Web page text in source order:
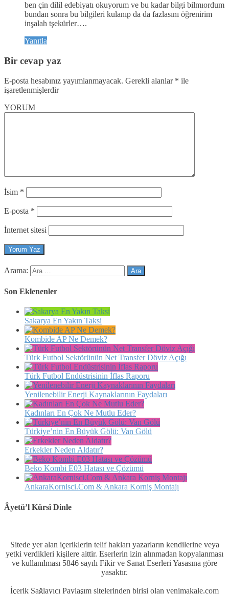
ben çin dilil edebiyatı okuyorum ve bu kadar bilgi bilmıordum
bundan sonra bu bilgileri kulanıp da da fazlasını öğrenirim
inşalah tşekürler….
Yanıtla
Bir cevap yaz
E-posta hesabınız yayımlanmayacak. Gerekli alanlar * ile
işaretlenmişlerdir
YORUM
İsim *
E-posta *
İnternet sitesi
Arama:
Son Eklenenler
Sakarya En Yakın Taksi
Kombide AP Ne Demek?
Türk Futbol Sektörünün Net Transfer Döviz Açığı
Türk Futbol Endüstrisinin İflas Raporu
Yenilenebilir Enerji Kaynaklarının Faydaları
Kadınları En Çok Ne Mutlu Eder?
Türkiye’nin En Büyük Gölü: Van Gölü
Erkekler Neden Aldatır?
Beko Kombi E03 Hatası ve Çözümü
AnkaraKornisci.Com & Ankara Korniş Montajı
Âyetü’l Kürsî Dinle
Sitede yer alan içeriklerin telif hakları yazarların kendilerine veya
yetki verdikleri kişilere aittir. Eserlerin izin alınmadan kopyalanması
ve kullanılması 5846 sayılı Fikir ve Sanat Eserleri Yasasına göre
yasaktır.
İçerik Sağlayıcı Paylaşım sitelerinden birisi olan yenimakale.com